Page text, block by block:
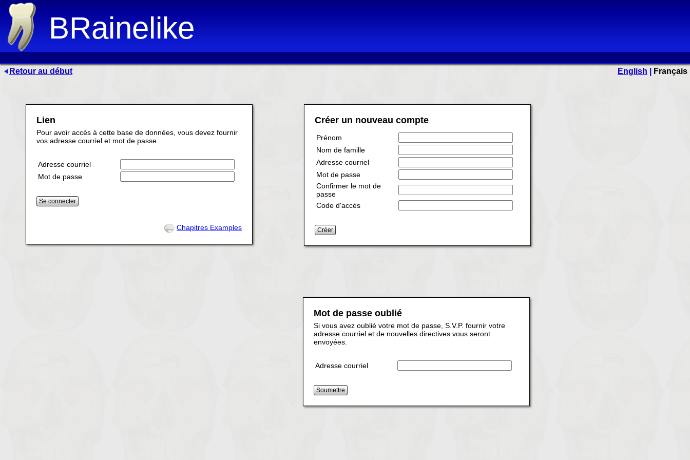
BRainelike
English Français
Retour au début
Lien
Pour avoir accès à cette base de données, vous devez fournir
vos adresse courriel et mot de passe.
Adresse courriel
Mot de passe
Chapitres Examples
Créer un nouveau compte
Prénom
Nom de famille
Adresse courriel
Mot de passe
Confirmer le mot de
passe
Code d'accès
Mot de passe oublié
Si vous avez oublié votre mot de passe, S.V.P. fournir votre
adresse courriel et de nouvelles directives vous seront
envoyées.
Adresse courriel